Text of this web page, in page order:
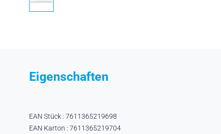
Eigenschaften
EAN Stück : 7611365219698
EAN Karton : 7611365219704